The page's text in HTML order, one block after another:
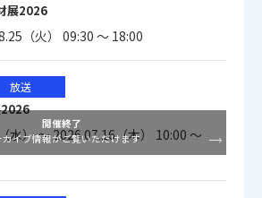
メラヘッド -20℃ ～ +45℃, CCU
～ +45℃
～ 90%（非結露）
展2026
（火） 09:30 ～ 18:00
放送
2026
水） ～ 2026.07.16（木） 10:00 ～
開催終了
カイブ情報がご覧いただけます